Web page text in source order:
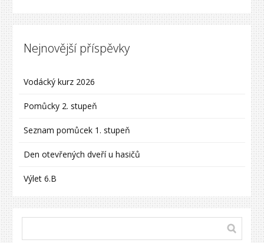
Nejnovější příspěvky
Vodácký kurz 2026
Pomůcky 2. stupeň
Seznam pomůcek 1. stupeň
Den otevřených dveří u hasičů
Výlet 6.B